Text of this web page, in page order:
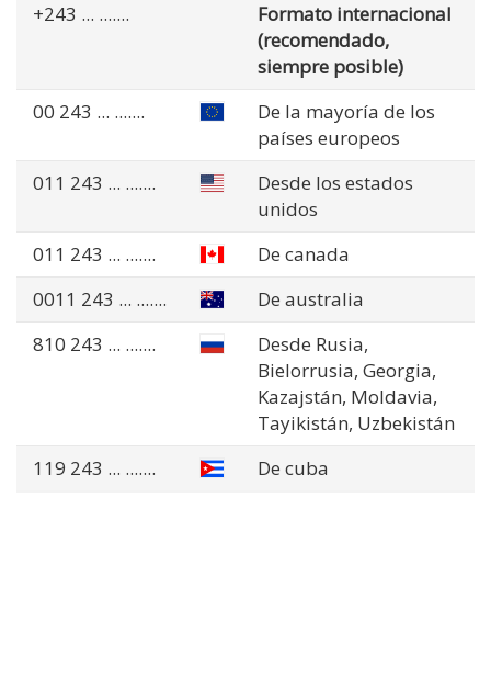
+243 ... .......
Formato internacional
(recomendado,
siempre posible)
00 243 ... .......
De la mayoría de los
países europeos
011 243 ... .......
Desde los estados
unidos
011 243 ... .......
De canada
0011 243 ... .......
De australia
810 243 ... .......
Desde Rusia,
Bielorrusia, Georgia,
Kazajstán, Moldavia,
Tayikistán, Uzbekistán
119 243 ... ....... De cuba